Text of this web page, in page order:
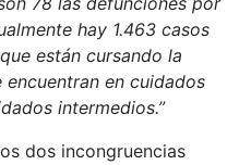
hay 1.463 casos
están cursando la
en cuidados
intermedios.”
dos incongruencias